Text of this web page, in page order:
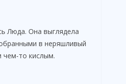
Люда. Она выглядела
в неряшливый
чем-то кислым.